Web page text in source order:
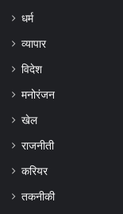
धर्म
व्यापार
विदेश
मनोरंजन
खेल
राजनीती
करियर
तकनीकी